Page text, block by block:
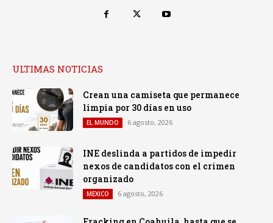
ULTIMAS NOTICIAS
Crean una camiseta que permanece
limpia por 30 días en uso
EL MUNDO 6 agosto, 2026
INE deslinda a partidos de impedir
nexos de candidatos con el crimen
organizado
MEXICO 6 agosto, 2026